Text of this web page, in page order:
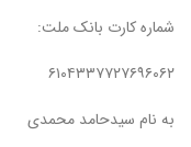
شماره کارت بانک ملت:
۶۱۰۴۳۳۷۷۲۷۶۹۶۰۶۲
به نام سیدحامد محمدی